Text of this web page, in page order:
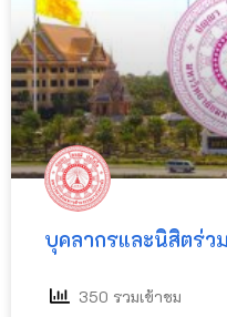
บุคลากรและนิสิตร่ว
350 รวมเข้าชม